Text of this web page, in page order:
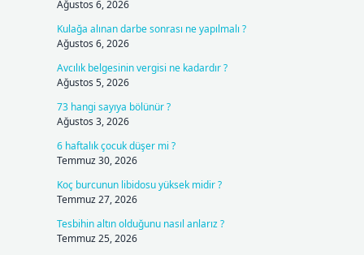
Ağustos 6, 2026
Kulağa alınan darbe sonrası ne yapılmalı ?
Ağustos 6, 2026
Avcılık belgesinin vergisi ne kadardır ?
Ağustos 5, 2026
73 hangi sayıya bölünür ?
Ağustos 3, 2026
6 haftalık çocuk düşer mi ?
Temmuz 30, 2026
Koç burcunun libidosu yüksek midir ?
Temmuz 27, 2026
Tesbihin altın olduğunu nasıl anlarız ?
Temmuz 25, 2026